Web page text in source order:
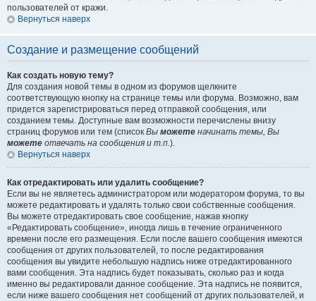
пользователей от кражи.
Вернуться наверх
Создание и размещение сообщений
Как создать новую тему?
Для создания новой темы в одном из форумов щелкните
соответствующую кнопку на странице темы или форума. Возможно, вам
придется зарегистрироваться перед отправкой сообщения, или
созданием темы. Доступные вам возможности перечислены внизу
страниц форумов или тем (список Вы можете начинать темы, Вы
можете отвечать на сообщения и т.п.).
Вернуться наверх
Как отредактировать или удалить сообщение?
Если вы не являетесь администратором или модератором форума, то вы
можете редактировать и удалять только свои собственные сообщения.
Вы можете отредактировать свое сообщение, нажав кнопку
«Редактировать сообщение», иногда лишь в течение ограниченного
времени после его размещения. Если после вашего сообщения имеются
сообщения от других пользователей, то после редактирования
сообщения вы увидите небольшую надпись ниже отредактированного
вами сообщения. Эта надпись будет показывать, сколько раз и когда
именно вы редактировали данное сообщение. Эта надпись не появится,
если ниже вашего сообщения нет сообщений от других пользователей, и